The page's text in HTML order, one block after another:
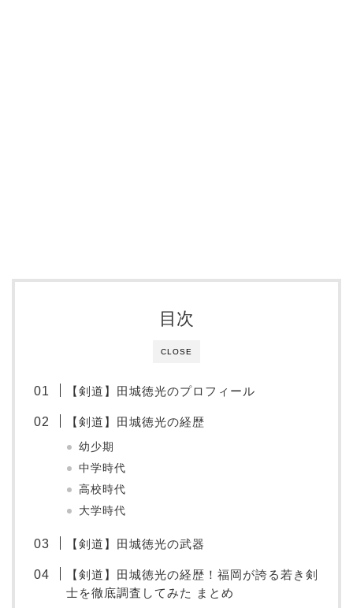
CLOSE
目次
【剣道】田城徳光のプロフィール
【剣道】田城徳光の経歴
幼少期
中学時代
高校時代
大学時代
【剣道】田城徳光の武器
【剣道】田城徳光の経歴！福岡が誇る若き剣
士を徹底調査してみた まとめ